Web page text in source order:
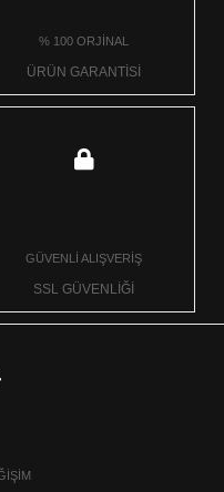
% 100 ORJİNAL
ÜRÜN GARANTİSİ
GÜVENLİ ALIŞVERİŞ
SSL GÜVENLİĞİ